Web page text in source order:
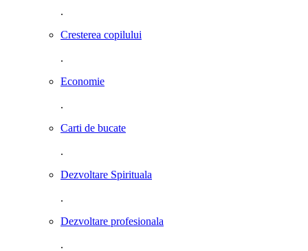
.
Cresterea copilului
.
Economie
.
Carti de bucate
.
Dezvoltare Spirituala
.
Dezvoltare profesionala
.